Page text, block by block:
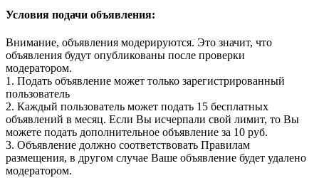
Условия подачи объявления:
Внимание, объявления модерируются. Это значит, что
объявления будут опубликованы после проверки
модератором.
1. Подать объявление может только зарегистрированный
пользователь
2. Каждый пользователь может подать 15 бесплатных
объявлений в месяц. Если Вы исчерпали свой лимит, то Вы
можете подать дополнительное объявление за 10 руб.
3. Объявление должно соответствовать Правилам
размещения, в другом случае Ваше объявление будет удалено
модератором.